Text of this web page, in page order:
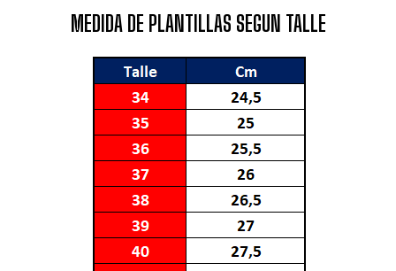
MEDIDA DE PLANTILLAS SEGUN TALLE